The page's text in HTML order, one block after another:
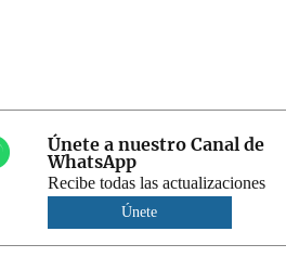
Únete a nuestro Canal de
WhatsApp
Recibe todas las actualizaciones
Únete